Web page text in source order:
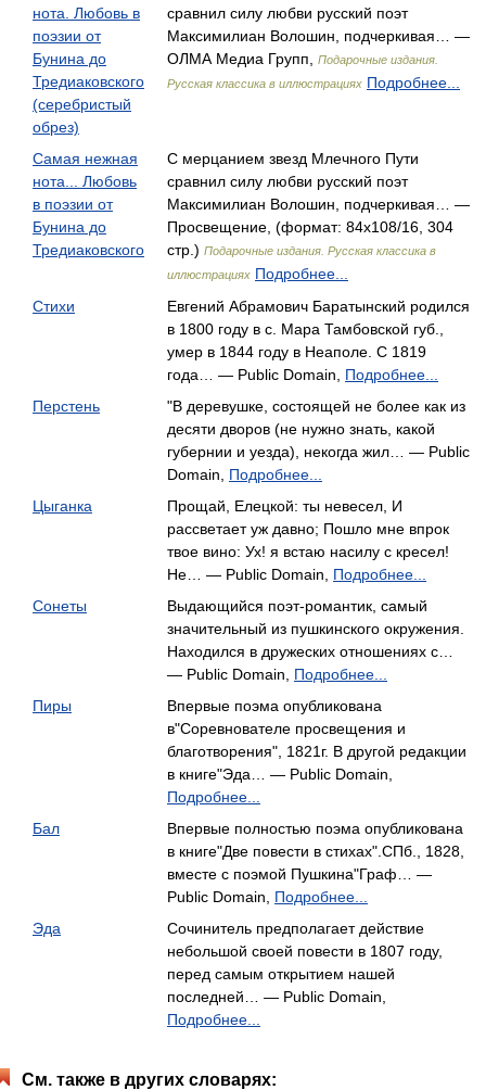
нота. Любовь в
поэзии от
Бунина до
Тредиаковского
(серебристый
обрез)
сравнил силу любви русский поэт
Максимилиан Волошин, подчеркивая… —
ОЛМА Медиа Групп,
Подарочные издания.
Русская классика в иллюстрациях Подробнее...
Самая нежная
нота... Любовь
в поэзии от
Бунина до
Тредиаковского
С мерцанием звезд Млечного Пути
сравнил силу любви русский поэт
Максимилиан Волошин, подчеркивая… —
Просвещение, (формат: 84x108/16, 304
стр.) Подарочные издания. Русская классика в
иллюстрациях Подробнее...
Стихи
Евгений Абрамович Баратынский родился
в 1800 году в с. Мара Тамбовской губ.,
умер в 1844 году в Неаполе. С 1819
года… — Public Domain, Подробнее...
Перстень
"В деревушке, состоящей не более как из
десяти дворов (не нужно знать, какой
губернии и уезда), некогда жил… — Public
Domain, Подробнее...
Цыганка
Прощай, Елецкой: ты невесел, И
рассветает уж давно; Пошло мне впрок
твое вино: Ух! я встаю насилу с кресел!
Не… — Public Domain, Подробнее...
Сонеты
Выдающийся поэт-романтик, самый
значительный из пушкинского окружения.
Находился в дружеских отношениях с…
— Public Domain, Подробнее...
Пиры
Впервые поэма опубликована
в"Соревнователе просвещения и
благотворения", 1821г. В другой редакции
в книге"Эда… — Public Domain,
Подробнее...
Бал
Впервые полностью поэма опубликована
в книге"Две повести в стихах".СПб., 1828,
вместе с поэмой Пушкина"Граф… —
Public Domain, Подробнее...
Эда
Сочинитель предполагает действие
небольшой своей повести в 1807 году,
перед самым открытием нашей
последней… — Public Domain,
Подробнее...
См. также в других словарях: